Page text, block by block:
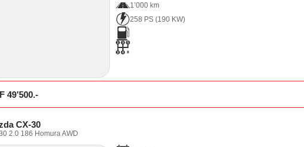
1’000 km
258 PS (190 KW)
49’500.-
CX-30
2.0 186 Homura AWD